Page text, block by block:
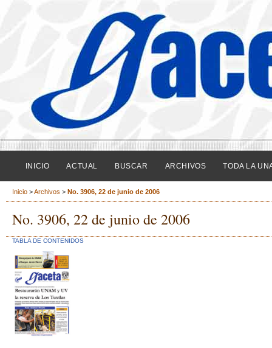
INICIO ACTUAL BUSCAR ARCHIVOS TODA LA
Inicio >Archivos > No. 3906, 22 de junio de 2006
No. 3906, 22 de junio de 2006
TABLA DE CONTENIDOS